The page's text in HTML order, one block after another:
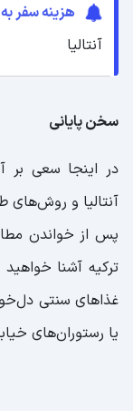
هزینه سفر به
آنتالیا
سخن پایانی
در اینجا سعی بر
آنتالیا و روش‌های
پس از خواندن
ترکیه آشنا
غذاهای سنتی
یا رستوران‌های